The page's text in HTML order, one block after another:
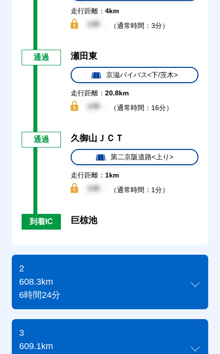
走行距離： 4km
（通常時間：3分）
通過 瀬田東
京滋バイパス<下/茨木>
走行距離： 20.8km
（通常時間：16分）
通過 久御山ＪＣＴ
第二京阪道路<上り>
走行距離： 1km
（通常時間：1分）
到着IC 巨椋池
2
608.3km
6時間24分
3
609.1km